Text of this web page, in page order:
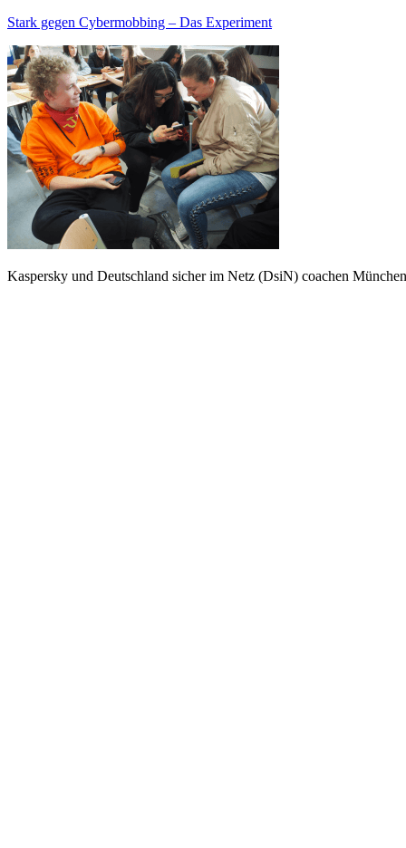
Stark gegen Cybermobbing – Das Experiment
Kaspersky und Deutschland sicher im Netz (DsiN) coachen